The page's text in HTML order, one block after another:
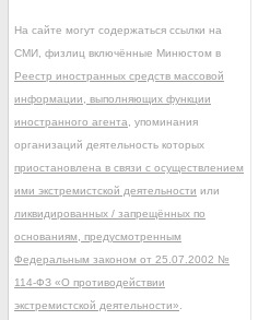
На сайте могут содержаться ссылки на
СМИ, физлиц включённые Минюстом в
Реестр иностранных средств массовой
информации, выполняющих функции
иностранного агента , упоминания
организаций деятельность которых
приостановлена в связи с осуществлением
ими экстремистской деятельности или
ликвидированных / запрещённых по
основаниям, предусмотренным
Федеральным законом от 25.07.2002 №
114-ФЗ «О противодействии
экстремистской деятельности»